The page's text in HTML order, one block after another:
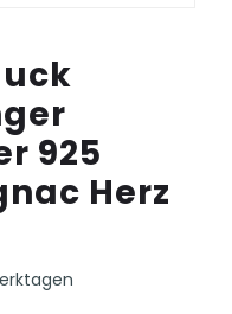
925
Herz